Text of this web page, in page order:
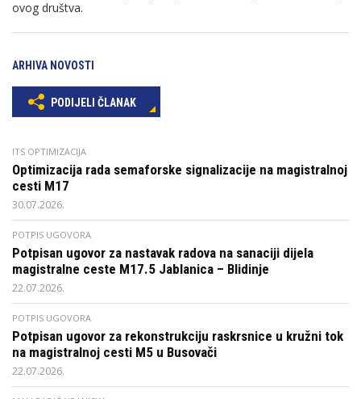
ovog društva.
ARHIVA NOVOSTI
PODIJELI ČLANAK
ITS OPTIMIZACIJA
Optimizacija rada semaforske signalizacije na magistralnoj
cesti M17
30.07.2026.
POTPIS UGOVORA
Potpisan ugovor za nastavak radova na sanaciji dijela
magistralne ceste M17.5 Jablanica – Blidinje
22.07.2026.
POTPIS UGOVORA
Potpisan ugovor za rekonstrukciju raskrsnice u kružni tok
na magistralnoj cesti M5 u Busovači
22.07.2026.